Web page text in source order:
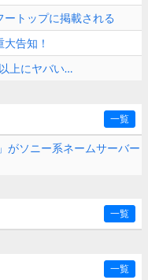
ートップに掲載される
告知！
上にヤバい…
一覧
がソニー系ネームサーバー
一覧
一覧